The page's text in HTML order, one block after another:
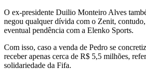
O ex-presidente Duilio Monteiro Alves
negou qualquer dívida com o Zenit,
eventual pendência com a Elenko Sports.
Com isso, caso a venda de Pedro se
receber apenas cerca de R$ 5,5 milhões,
solidariedade da Fifa.